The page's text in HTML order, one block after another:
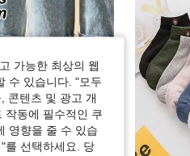
가능한 최상의 웹
수 있습니다. "모두
콘텐츠 및 광고 개
작동에 필수적인 쿠
영향을 줄 수 있습
를 선택하세요. 당